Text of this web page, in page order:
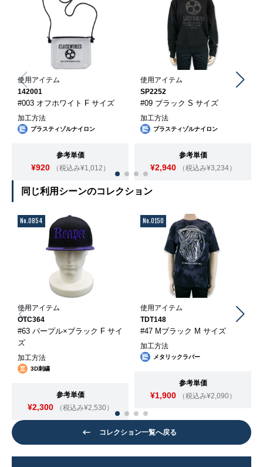
使用アイテム
142001
#003 オフホワイト F サイズ
加工方法
プラスティゾルナイロン
参考単価
¥920 （税込み¥1,012）
使用アイテム
SP2252
#09 ブラック S サイズ
加工方法
プラスティゾルナイロン
参考単価
¥2,940 （税込み¥3,234）
同じ利用シーンのコレクション
No.0854
使用アイテム
OTC364
#63 パープル×ブラック F サイ
ズ
加工方法
3D刺繍
参考単価
¥2,300 （税込み¥2,530）
No.0150
使用アイテム
TDT148
#47 Mブラック M サイズ
加工方法
メタリックラバー
参考単価
¥1,900 （税込み¥2,090）
コレクション一覧へ戻る